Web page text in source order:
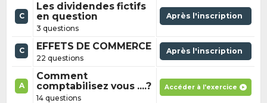
C
Les dividendes fictifs
en question
3 questions
Après l'inscription
C EFFETS DE COMMERCE
22 questions
Après l'inscription
A
Comment
comptabilisez vous ....?
14 questions
Accéder à l'exercice